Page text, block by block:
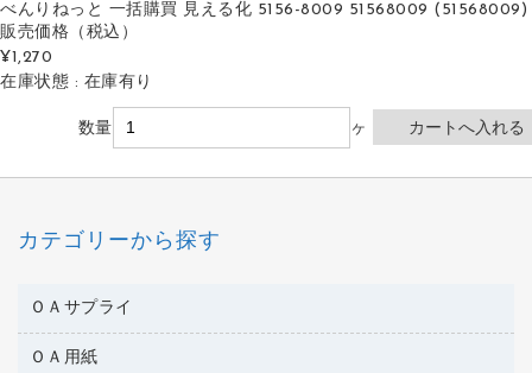
べんりねっと 一括購買 見える化 5156-8009 51568009 (51568009)
販売価格 （税込）
¥1,270
在庫状態 : 在庫有り
数量 ヶ
カテゴリーから探す
ＯＡサプライ
互換インクカートリッジ
ＯＡ用紙